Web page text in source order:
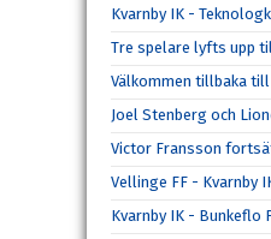
Kvarnby IK -
Tre spelare lyfts upp
Välkommen tillbaka till
Joel Stenberg och
Victor Fransson
Vellinge FF - Kvarnby
Kvarnby IK - Bunkeflo